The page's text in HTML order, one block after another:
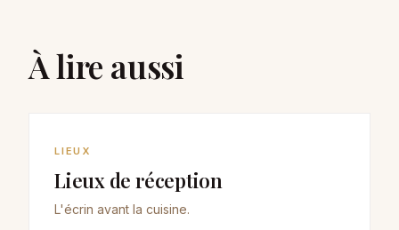
À lire aussi
LIEUX
Lieux de réception
L'écrin avant la cuisine.